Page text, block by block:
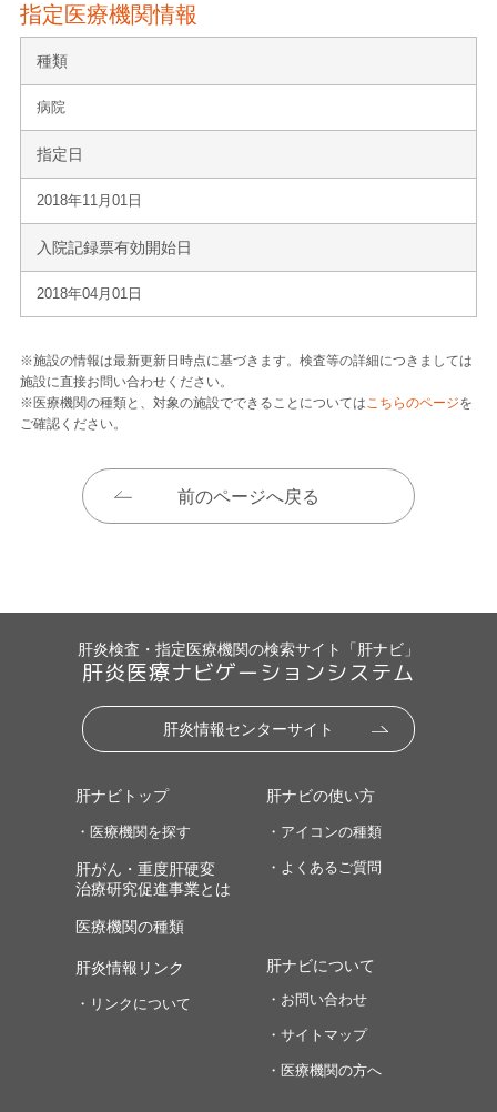
指定医療機関情報
種類
病院
指定日
2018年11月01日
入院記録票有効開始日
2018年04月01日
※施設の情報は最新更新日時点に基づきます。検査等の詳細につきましては
施設に直接お問い合わせください。
※医療機関の種類と、対象の施設でできることについてはこちらのページを
ご確認ください。
前のページへ戻る
肝炎検査・指定医療機関の検索サイト「肝ナビ」
肝炎医療ナビゲーションシステム
肝炎情報センターサイト
肝ナビトップ
・医療機関を探す
肝がん・重度肝硬変
治療研究促進事業とは
医療機関の種類
肝ナビの使い方
・アイコンの種類
・よくあるご質問
肝炎情報リンク
・リンクについて
肝ナビについて
・お問い合わせ
・サイトマップ
・医療機関の方へ